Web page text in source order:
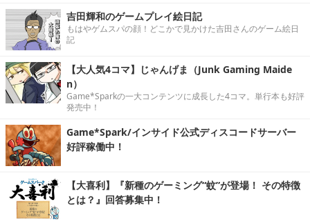
吉田輝和のゲームプレイ絵日記
もはやゲムスパの顔！どこかで見かけた吉田さんのゲーム絵日
記
【大人気4コマ】じゃんげま（Junk Gaming Maide
n）
Game*Sparkの一大コンテンツに成長した4コマ。単行本も好評
発売中！
Game*Spark/インサイド公式ディスコードサーバー
好評稼働中！
【大喜利】『新種のゲーミング“蚊”が登場！ その特徴
とは？』回答募集中！